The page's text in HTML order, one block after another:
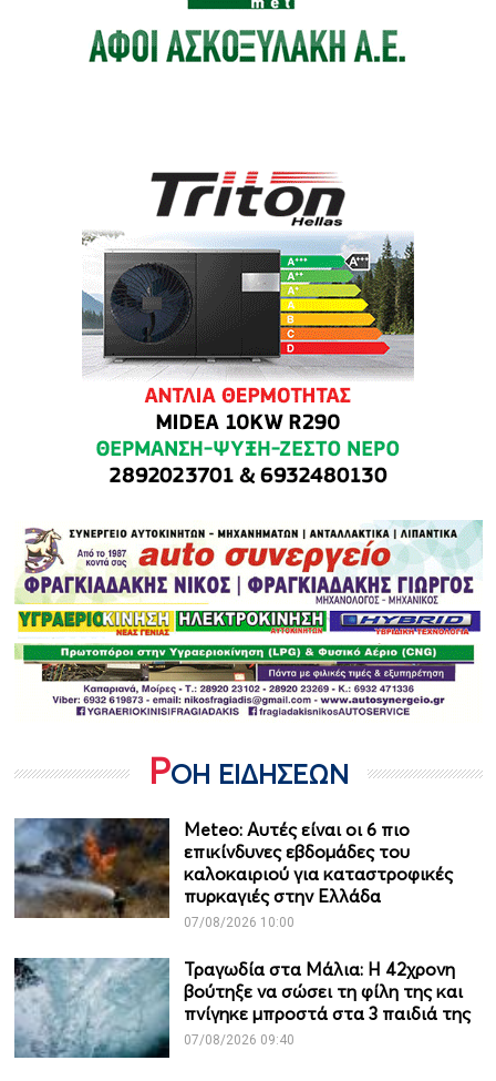
ΡΟΗ ΕΙΔΗΣΕΩΝ
Meteo: Aυτές είναι οι 6 πιο
επικίνδυνες εβδομάδες του
καλοκαιριού για καταστροφικές
πυρκαγιές στην Ελλάδα
07/08/2026 10:00
Τραγωδία στα Μάλια: Η 42χρονη
βούτηξε να σώσει τη φίλη της και
πνίγηκε μπροστά στα 3 παιδιά της
07/08/2026 09:40